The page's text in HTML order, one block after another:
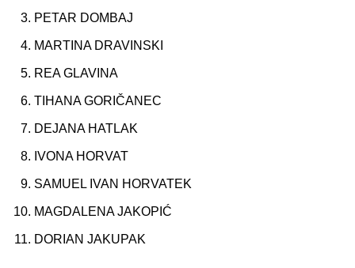
PETAR DOMBAJ
MARTINA DRAVINSKI
REA GLAVINA
TIHANA GORIČANEC
DEJANA HATLAK
IVONA HORVAT
SAMUEL IVAN HORVATEK
MAGDALENA JAKOPIĆ
DORIAN JAKUPAK